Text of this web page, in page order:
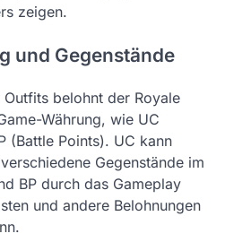
zeigen.
und Gegenstände
belohnt der Royale
Währung, wie UC
(Battle Points). UC kann
Gegenstände im
BP durch das Gameplay
und andere Belohnungen